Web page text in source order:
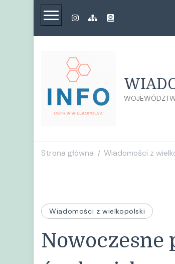
Strona główna / Wiadomości z
Wiadomości z wielkopolski
Nowoczesne